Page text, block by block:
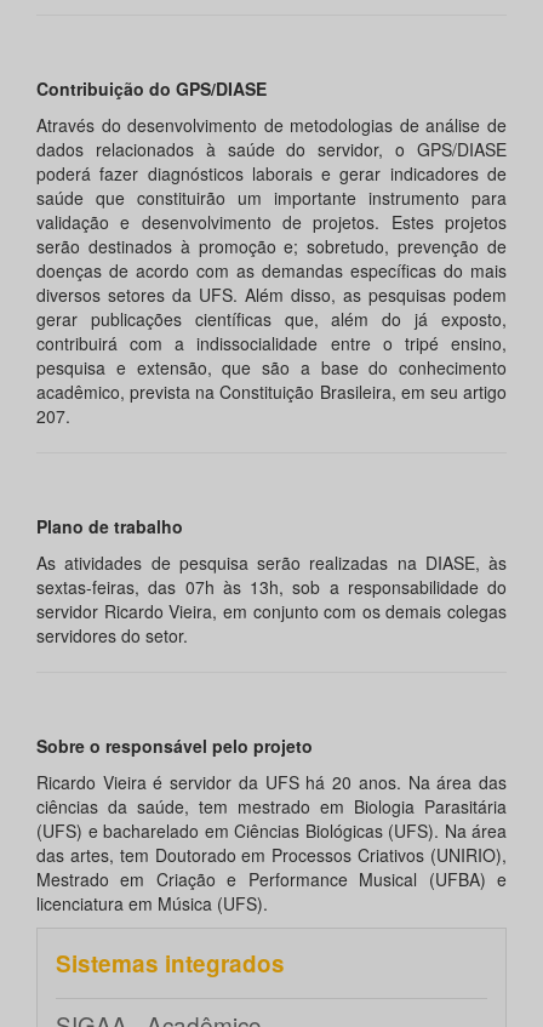
Contribuição do GPS/DIASE
Através do desenvolvimento de metodologias de análise de
dados relacionados à saúde do servidor, o GPS/DIASE
poderá fazer diagnósticos laborais e gerar indicadores de
saúde que constituirão um importante instrumento para
validação e desenvolvimento de projetos. Estes projetos
serão destinados à promoção e; sobretudo, prevenção de
doenças de acordo com as demandas específicas do mais
diversos setores da UFS. Além disso, as pesquisas podem
gerar publicações científicas que, além do já exposto,
contribuirá com a indissocialidade entre o tripé ensino,
pesquisa e extensão, que são a base do conhecimento
acadêmico, prevista na Constituição Brasileira, em seu artigo
207.
Plano de trabalho
As atividades de pesquisa serão realizadas na DIASE, às
sextas-feiras, das 07h às 13h, sob a responsabilidade do
servidor Ricardo Vieira, em conjunto com os demais colegas
servidores do setor.
Sobre o responsável pelo projeto
Ricardo Vieira é servidor da UFS há 20 anos. Na área das
ciências da saúde, tem mestrado em Biologia Parasitária
(UFS) e bacharelado em Ciências Biológicas (UFS). Na área
das artes, tem Doutorado em Processos Criativos (UNIRIO),
Mestrado em Criação e Performance Musical (UFBA) e
licenciatura em Música (UFS).
Sistemas integrados